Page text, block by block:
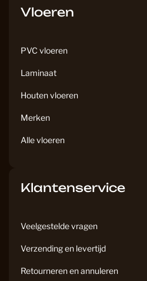
Vloeren
PVC vloeren
Laminaat
Houten vloeren
Merken
Alle vloeren
Klantenservice
Veelgestelde vragen
Verzending en levertijd
Retourneren en annuleren